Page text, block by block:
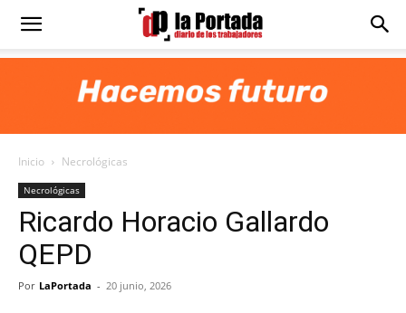
Diario
Portada
Inicio Necrológicas
Necrológicas
Ricardo Horacio Gallardo
QEPD
Por LaPortada - 20 junio, 2026